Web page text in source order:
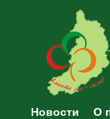
Новости О